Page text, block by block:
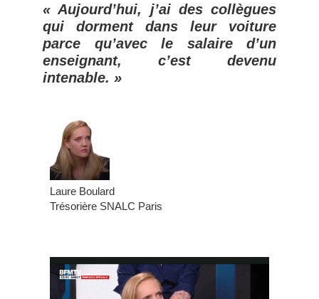
« Aujourd’hui, j’ai des collègues
qui dorment dans leur voiture
parce qu’avec le salaire d’un
enseignant, c’est devenu
intenable. »
Laure Boulard
Trésorière SNALC Paris